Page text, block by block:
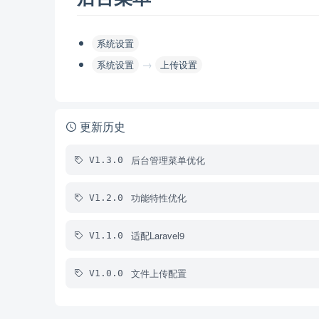
系统设置
系统设置
→ 上传设置
更新历史
V1.3.0 后台管理菜单优化
V1.2.0 功能特性优化
V1.1.0 适配Laravel9
V1.0.0 文件上传配置